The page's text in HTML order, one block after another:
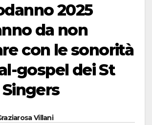
2025
da non
con le sonorità
gospel dei St
Singers
Villani